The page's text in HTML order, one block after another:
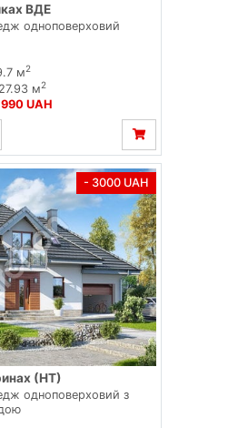
ВДЕ
одноповерховий
м2
м2
UAH
- 3000 UAH
(НТ)
одноповерховий з